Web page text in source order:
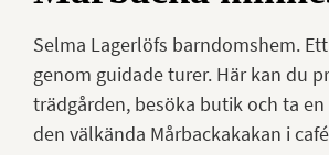
Selma Lagerlöfs barndomshem.
genom guidade turer. Här kan du
trädgården, besöka butik och ta
den välkända Mårbackakakan i